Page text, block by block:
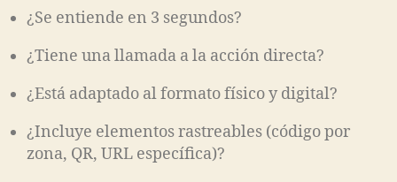
¿Se entiende en 3 segundos?
¿Tiene una llamada a la acción directa?
¿Está adaptado al formato físico y digital?
¿Incluye elementos rastreables (código por
zona, QR, URL específica)?